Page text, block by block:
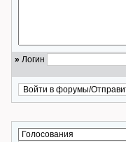
» Логин